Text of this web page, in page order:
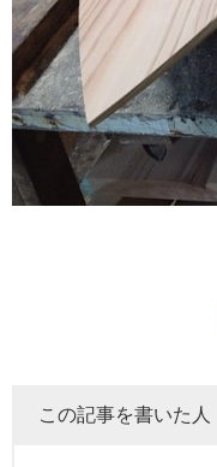
この記事を書いた人